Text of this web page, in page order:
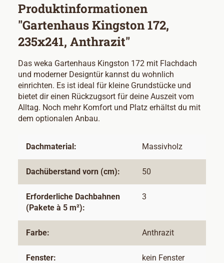
Produktinformationen
"Gartenhaus Kingston 172,
235x241, Anthrazit"
Das weka Gartenhaus Kingston 172 mit Flachdach
und moderner Designtür kannst du wohnlich
einrichten. Es ist ideal für kleine Grundstücke und
bietet dir einen Rückzugsort für deine Auszeit vom
Alltag. Noch mehr Komfort und Platz erhältst du mit
dem optionalen Anbau.
Dachmaterial: Massivholz
Dachüberstand vorn (cm): 50
Erforderliche Dachbahnen
(Pakete à 5 m²):
3
Farbe: Anthrazit
Fenster: kein Fenster